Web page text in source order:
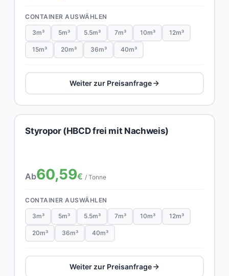
CONTAINER AUSWÄHLEN
3m³ 5m³ 5.5m³ 7m³ 10m³ 12m³
15m³ 20m³ 36m³ 40m³
Weiter zur Preisanfrage
Styropor (HBCD frei mit Nachweis)
Ab60,59€ / Tonne
CONTAINER AUSWÄHLEN
3m³ 5m³ 5.5m³ 7m³ 10m³ 12m³
20m³ 36m³ 40m³
Weiter zur Preisanfrage